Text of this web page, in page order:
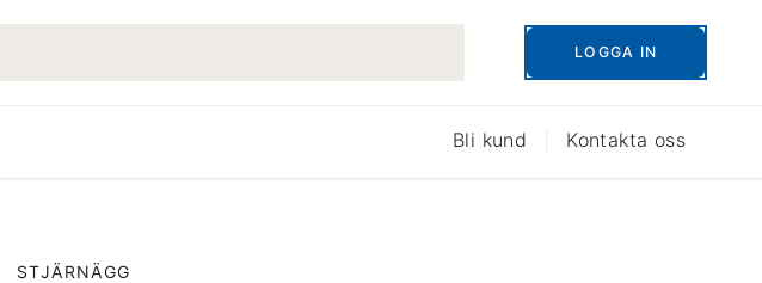
LOGGA IN
Bli kund Kontakta oss
STJÄRNÄGG